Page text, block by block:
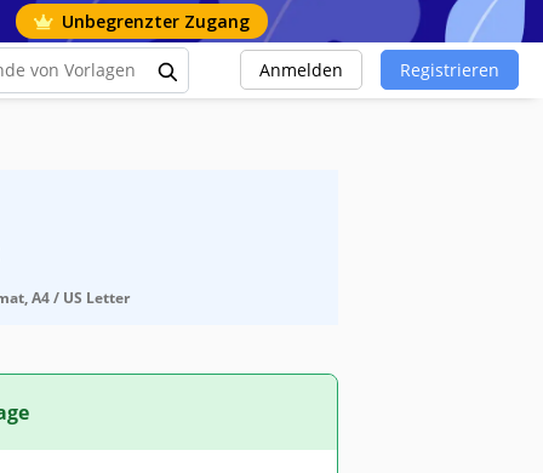
Unbegrenzter Zugang
Anmelden Registrieren
A4 / US Letter